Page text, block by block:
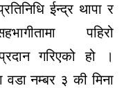
ईन्द्र थापा र
पहिरो
गरिएको हो ।
वडा नम्बर ३ की मिना